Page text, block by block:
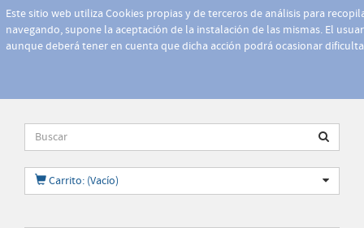
Este sitio web utiliza Cookies propias y de terceros de análisis para
navegando, supone la aceptación de la instalación de las mismas. El
aunque deberá tener en cuenta que dicha acción podrá ocasionar
Carrito: (Vacío)